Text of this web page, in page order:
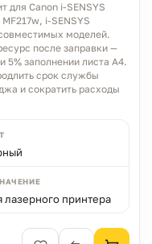
для Canon i-SENSYS
i-SENSYS
моделей.
после заправки —
5% заполнении листа A4.
срок службы
и сократить расходы
лазерного принтера